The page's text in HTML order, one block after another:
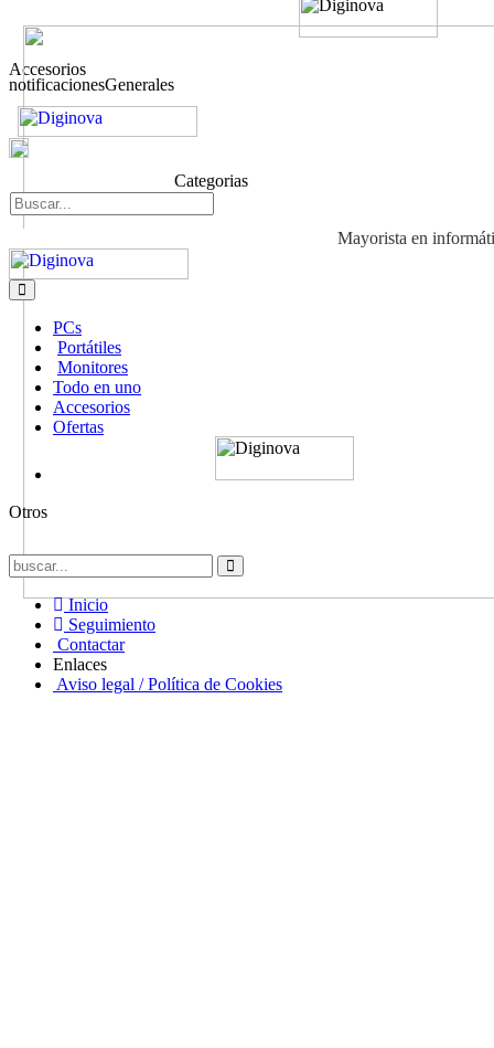
Accesorios
notificacionesGenerales
Categorias
Mayorista en
PCs
Portátiles
Monitores
Todo en uno
Accesorios
Ofertas
Otros
Inicio
Seguimiento
Contactar
Enlaces
Aviso legal / Política de Cookies